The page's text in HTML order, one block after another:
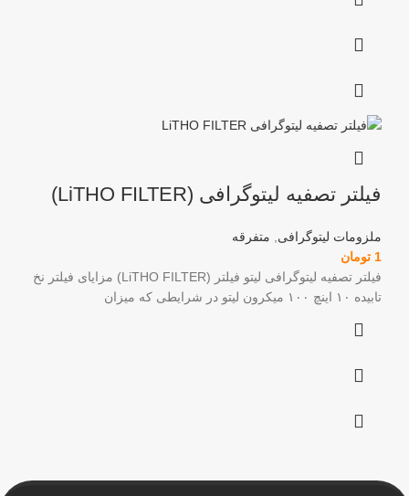
فیلتر تصفیه لیتوگرافی (LiTHO FILTER)
ملزومات لیتوگرافی
متفرقه
1 تومان
فیلتر تصفیه لیتوگرافی لیتو فیلتر (LiTHO FILTER) مزایای فیلتر نخ
تابیده ۱۰ اینچ ۱۰۰ میکرون لیتو در شرایطی که میزان